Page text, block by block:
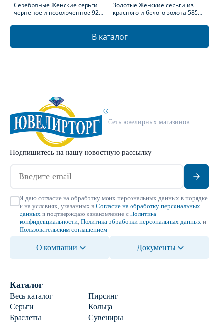
Серебряные Женские серьги
черненое и позолоченное 925
Золотые Женские серьги из
красного и белого золота 585
В каталог
Сеть ювелирных магазинов
Подпишитесь на нашу новостную рассылку
Я даю согласие на обработку моих персональных данных в порядке
и на условиях, указанных в Согласие на обработку персональных
данных и подтверждаю ознакомление с Политика
конфиденциальности Политика обработки персональных данных и
Пользовательским соглашением
О компании Документы
Каталог
Весь каталог
Пирсинг
Серьги
Кольца
Браслеты
Сувениры